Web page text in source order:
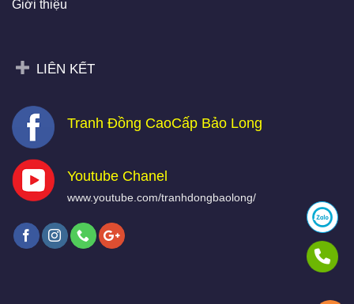
Giới thiệu
LIÊN KẾT
Tranh Đồng CaoCấp Bảo Long
Youtube Chanel
www.youtube.com/tranhdongbaolong/